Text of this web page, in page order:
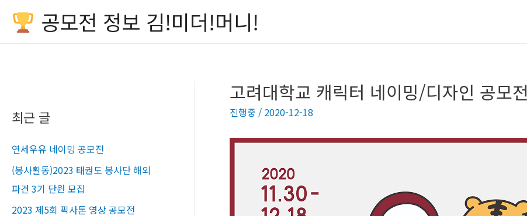
공모전 정보 김!미더!머니!
최근 글
연세우유 네이밍 공모전
(봉사활동)2023 태권도 봉사단 해외
파견 3기 단원 모집
2023 제5회 픽사톤 영상 공모전
고려대학교 캐릭터 네이밍/디자인 공모전
진행중 / 2020-12-18